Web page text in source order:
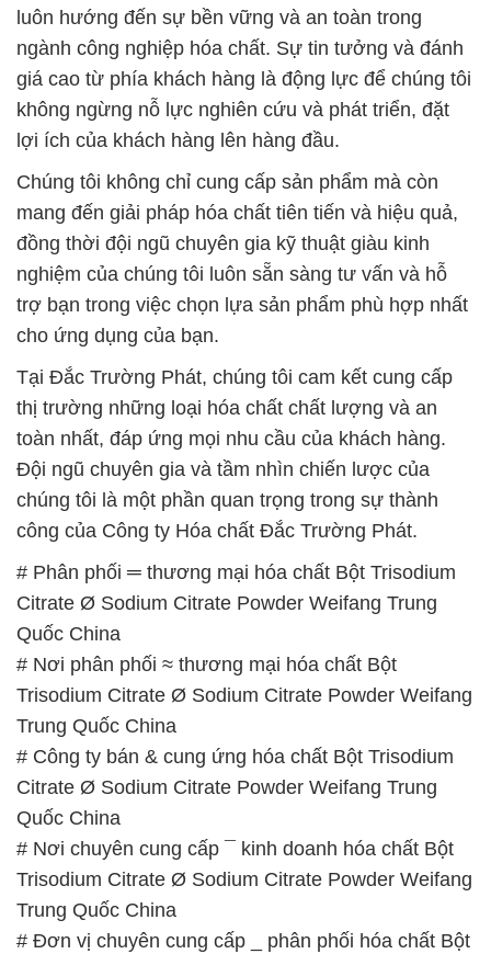
luôn hướng đến sự bền vững và an toàn trong
ngành công nghiệp hóa chất. Sự tin tưởng và đánh
giá cao từ phía khách hàng là động lực để chúng tôi
không ngừng nỗ lực nghiên cứu và phát triển, đặt
lợi ích của khách hàng lên hàng đầu.
Chúng tôi không chỉ cung cấp sản phẩm mà còn
mang đến giải pháp hóa chất tiên tiến và hiệu quả,
đồng thời đội ngũ chuyên gia kỹ thuật giàu kinh
nghiệm của chúng tôi luôn sẵn sàng tư vấn và hỗ
trợ bạn trong việc chọn lựa sản phẩm phù hợp nhất
cho ứng dụng của bạn.
Tại Đắc Trường Phát, chúng tôi cam kết cung cấp
thị trường những loại hóa chất chất lượng và an
toàn nhất, đáp ứng mọi nhu cầu của khách hàng.
Đội ngũ chuyên gia và tầm nhìn chiến lược của
chúng tôi là một phần quan trọng trong sự thành
công của Công ty Hóa chất Đắc Trường Phát.
# Phân phối ═ thương mại hóa chất Bột Trisodium
Citrate Ø Sodium Citrate Powder Weifang Trung
Quốc China
# Nơi phân phối ≈ thương mại hóa chất Bột
Trisodium Citrate Ø Sodium Citrate Powder Weifang
Trung Quốc China
# Công ty bán & cung ứng hóa chất Bột Trisodium
Citrate Ø Sodium Citrate Powder Weifang Trung
Quốc China
# Nơi chuyên cung cấp ¯ kinh doanh hóa chất Bột
Trisodium Citrate Ø Sodium Citrate Powder Weifang
Trung Quốc China
# Đơn vị chuyên cung cấp _ phân phối hóa chất Bột